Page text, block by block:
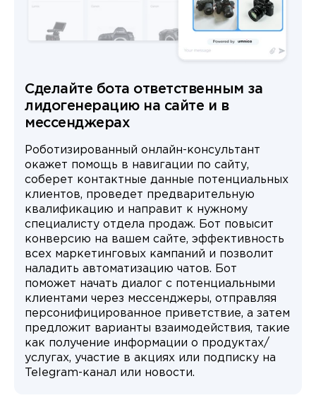
Сделайте бота ответственным за
лидогенерацию на сайте и в
мессенджерах
Роботизированный онлайн-консультант
окажет помощь в навигации по сайту,
соберет контактные данные потенциальных
клиентов, проведет предварительную
квалификацию и направит к нужному
специалисту отдела продаж. Бот повысит
конверсию на вашем сайте, эффективность
всех маркетинговых кампаний и позволит
наладить автоматизацию чатов. Бот
поможет начать диалог с потенциальными
клиентами через мессенджеры, отправляя
персонифицированное приветствие, а затем
предложит варианты взаимодействия, такие
как получение информации о продуктах/
услугах, участие в акциях или подписку на
Telegram-канал или новости.